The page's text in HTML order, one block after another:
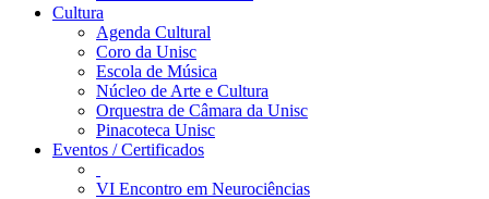
Cultura
Agenda Cultural
Coro da Unisc
Escola de Música
Núcleo de Arte e Cultura
Orquestra de Câmara da Unisc
Pinacoteca Unisc
Eventos / Certificados
VI Encontro em Neurociências